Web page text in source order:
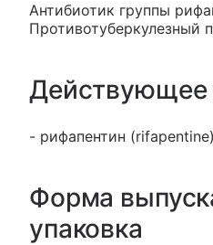
Антибиотик группы
Противотуберкулезный
Действующее
- рифапентин (rifapentine)
Форма
упаковка